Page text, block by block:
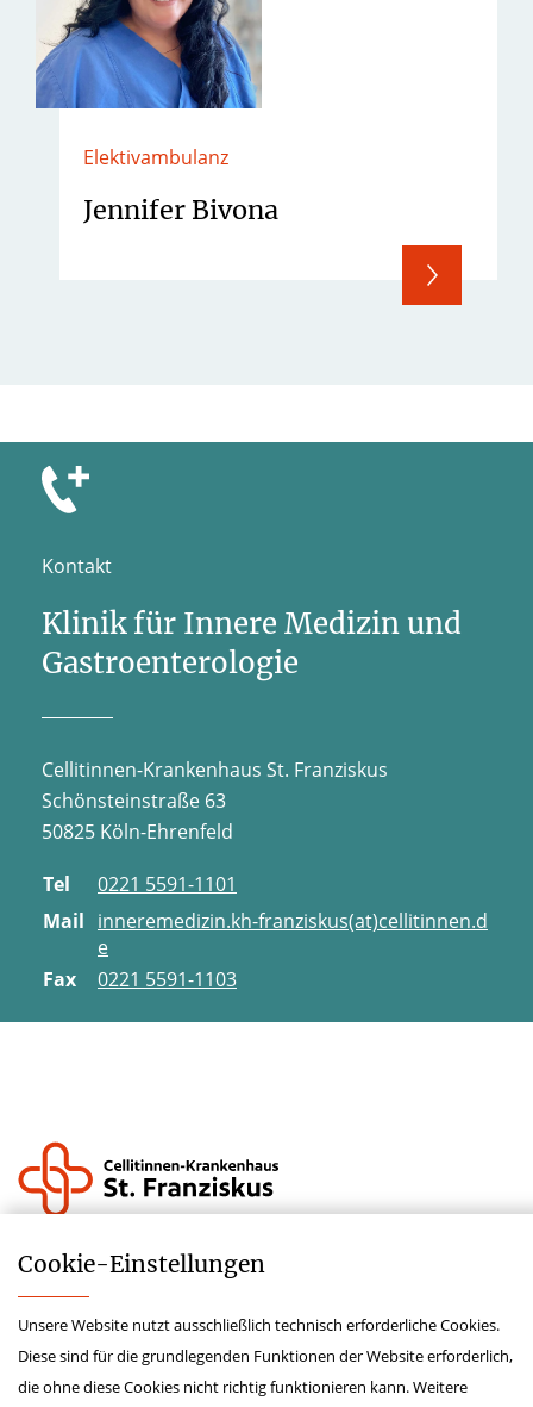
Elektivambulanz
Jennifer Bivona
Kontakt
Klinik für Innere Medizin und
Gastroenterologie
Cellitinnen-Krankenhaus St. Franziskus
Schönsteinstraße 63
50825 Köln-Ehrenfeld
Tel
0221 5591-1101
Mail inneremedizin.kh-franziskus(at)cellitinnen.d
e
Fax
0221 5591-1103
Impressum
Lieferkettensorgfaltspflichtengesetz
Krankenhauszukunftsfonds
Cookie-­Einstellungen
Unsere Website nutzt ausschließlich technisch erforderliche Cookies.
Diese sind für die grundlegenden Funktionen der Website erforderlich,
die ohne diese Cookies nicht richtig funktionieren kann. Weitere